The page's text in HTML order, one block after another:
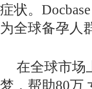
症状。
为全球备孕人
在全球市场
梦，帮助80万